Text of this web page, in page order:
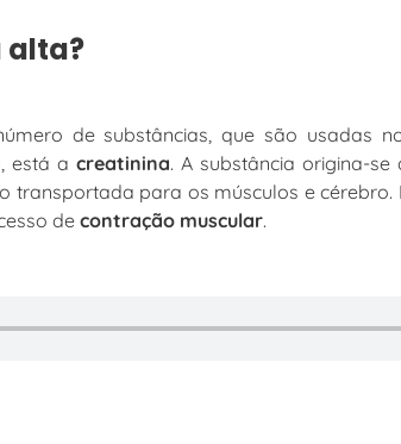
alta?
de substâncias, que são usadas
está a creatinina. A substância origina-se
transportada para os músculos e cérebro.
decontração muscular.